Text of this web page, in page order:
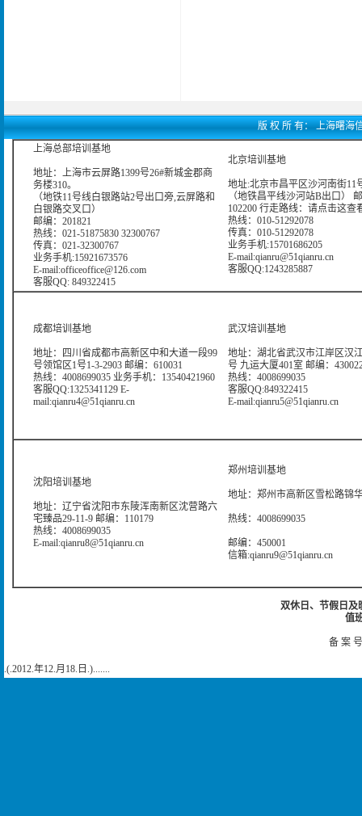
版 权 所 有： 上海曙海
上海总部培训基地
地址：上海市云屏路1399号26#新城金郡商
务楼310。
（地铁11号线白银路站2号出口旁,云屏路和
白银路交叉口）
邮编：201821
热线：021-51875830 32300767
传真：021-32300767
业务手机:15921673576
E-mail:officeoffice@126.com
客服QQ: 849322415
北京培训基地
地址:北京市昌平区沙河南街11
（地铁昌平线沙河站B出口）
102200 行走路线： 请点击这查
热线：010-51292078
传真：010-51292078
业务手机:15701686205
E-mail:qianru@51qianru.cn
客服QQ:1243285887
成都培训基地
地址：四川省成都市高新区中和大道一段99
号领馆区1号1-3-2903 邮编：610031
热线：4008699035 业务手机：13540421960
客服QQ:1325341129 E-
mail:qianru4@51qianru.cn
武汉培训基地
地址：湖北省武汉市江岸区汉
号 九运大厦401室 邮编：
热线：4008699035
客服QQ:849322415
E-mail:qianru5@51qianru.cn
沈阳培训基地
地址：辽宁省沈阳市东陵浑南新区沈营路六
宅臻品29-11-9 邮编：110179
热线：4008699035
E-mail:qianru8@51qianru.cn
郑州培训基地
地址：郑州市高新区雪松路锦
热线：4008699035
邮编：450001
信箱:qianru9@51qianru.cn
双休日、节假日及
值
备 案
.(.2012.年12.月18.日.).......